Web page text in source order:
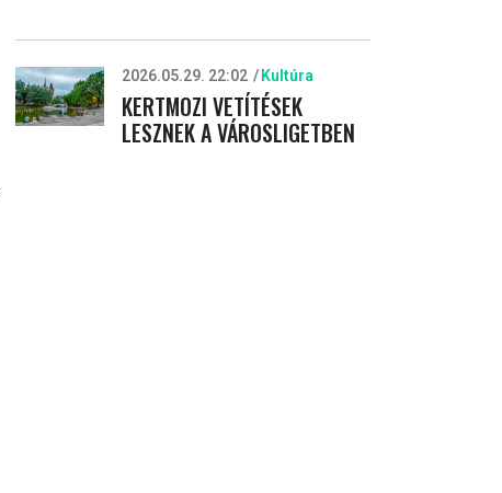
2026.05.29. 22:02 Kultúra
KERTMOZI VETÍTÉSEK
LESZNEK A VÁROSLIGETBEN